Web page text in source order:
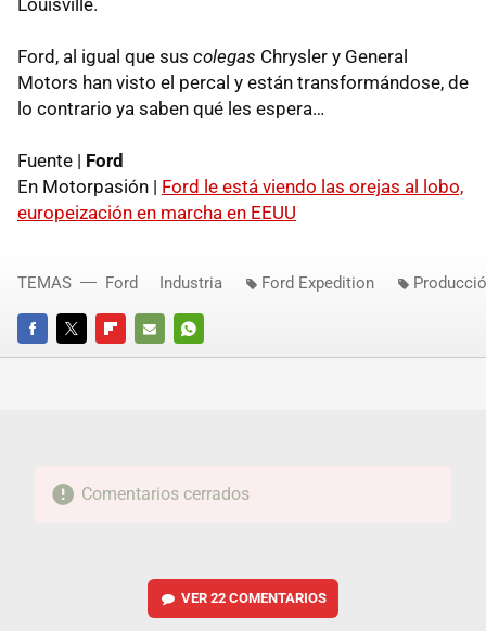
Ford, al igual que sus colegas Chrysler y General
Motors han visto el percal y están transformándose, de
lo contrario ya saben qué les espera…
Fuente | Ford
En Motorpasión | Ford le está viendo las orejas al lobo,
europeización en marcha en EEUU
FACEBOOKTWITTERFLIPBOARD
E-
WHATSAPP
TEMAS Ford Industria Ford Expedition
Comentarios cerrados
VER 22 COMENTARIOS